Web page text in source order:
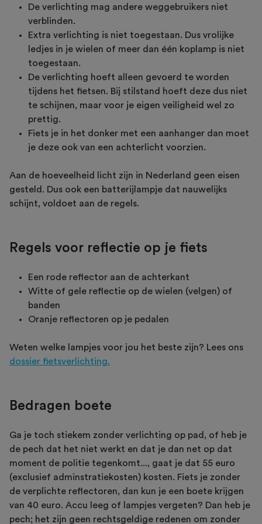
De verlichting mag andere weggebruikers niet
verblinden.
Extra verlichting is niet toegestaan. Dus vrolijke
ledjes in je wielen of meer dan één koplamp is niet
toegestaan.
De verlichting hoeft alleen gevoerd te worden
tijdens het fietsen. Bij stilstand hoeft deze dus niet
te schijnen, maar voor je eigen veiligheid wel zo
prettig.
Fiets je in het donker met een aanhanger dan moet
je deze ook van een achterlicht voorzien.
Aan de hoeveelheid licht zijn in Nederland geen eisen
gesteld. Dus ook een batterijlampje dat nauwelijks
schijnt, voldoet aan de regels.
Regels voor reflectie op je fiets
Een rode reflector aan de achterkant
Witte of gele reflectie op de wielen (velgen) of
banden
Oranje reflectoren op je pedalen
Weten welke lampjes voor jou het beste zijn? Lees ons
dossier fietsverlichting.
Bedragen boete
Ga je toch stiekem zonder verlichting op pad, of heb je
de pech dat het niet werkt en dat je dan net op dat
moment de politie tegenkomt..., gaat je dat 55 euro
(exclusief adminstratiekosten) kosten. Fiets je zonder
de verplichte reflectoren, dan kun je een boete krijgen
van 40 euro. Accu leeg of lampjes vergeten? Dan heb je
pech; het zijn geen rechtsgeldige redenen om zonder